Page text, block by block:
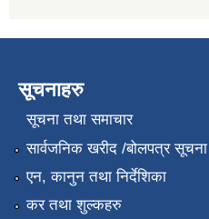
सूचनाहरु
सूचना तथा समाचार
सार्वजनिक खरीद /बोलपत्र सूचना
एन, कानुन तथा निर्देशिका
कर तथा शुल्कहरु